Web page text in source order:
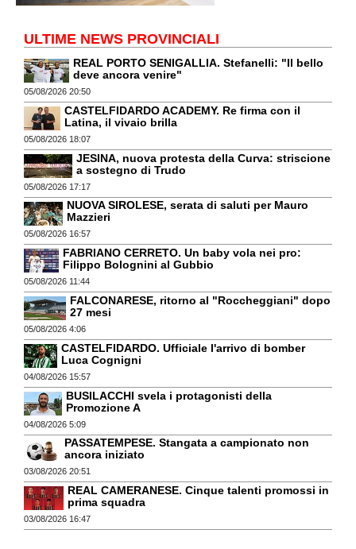
ULTIME NEWS PROVINCIALI
REAL PORTO SENIGALLIA. Stefanelli: "Il bello
deve ancora venire"
05/08/2026 20:50
CASTELFIDARDO ACADEMY. Re firma con il
Latina, il vivaio brilla
05/08/2026 18:07
JESINA, nuova protesta della Curva: striscione
a sostegno di Trudo
05/08/2026 17:17
NUOVA SIROLESE, serata di saluti per Mauro
Mazzieri
05/08/2026 16:57
FABRIANO CERRETO. Un baby vola nei pro:
Filippo Bolognini al Gubbio
05/08/2026 11:44
FALCONARESE, ritorno al "Roccheggiani" dopo
27 mesi
05/08/2026 4:06
CASTELFIDARDO. Ufficiale l'arrivo di bomber
Luca Cognigni
04/08/2026 15:57
BUSILACCHI svela i protagonisti della
Promozione A
04/08/2026 5:09
PASSATEMPESE. Stangata a campionato non
ancora iniziato
03/08/2026 20:51
REAL CAMERANESE. Cinque talenti promossi in
prima squadra
03/08/2026 16:47